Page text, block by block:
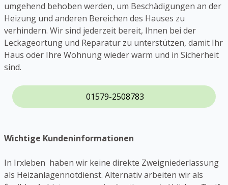
umgehend behoben werden, um Beschädigungen an der
Heizung und anderen Bereichen des Hauses zu
verhindern. Wir sind jederzeit bereit, Ihnen bei der
Leckageortung und Reparatur zu unterstützen, damit Ihr
Haus oder Ihre Wohnung wieder warm und in Sicherheit
sind.
01579-2508783
Wichtige Kundeninformationen
In Irxleben haben wir keine direkte Zweigniederlassung
als Heizanlagennotdienst. Alternativ arbeiten wir als